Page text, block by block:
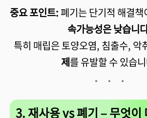
중요 포인트: 폐기는 단기적 해결책
속가능성은 낮습니
특히 매립은 토양오염, 침출수, 악
제를 유발할 수 있습
3. 재사용 vs 폐기 – 무엇이